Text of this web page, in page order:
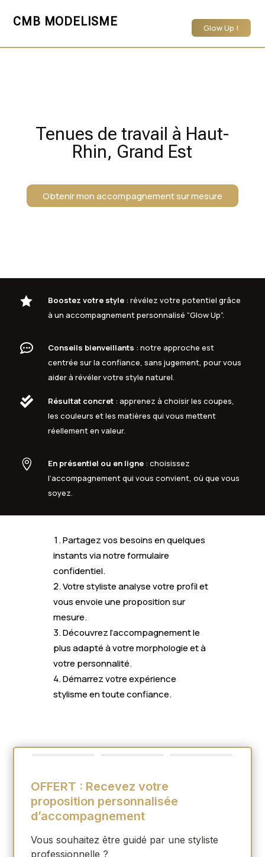
CMB MODELISME Glow Up !
Tenues de travail à Haut-
Rhin, Grand Est
Obtenir mon accompagnement sur mesure
 Boostez votre style: révélez votre potentiel grâce
à un accompagnement personnalisé “Glow Up”.
 Conseils bienveillants : notre approche est
centrée sur la confiance, sans jugement, pour vous
aider à révéler votre style naturel.
 Résultat concret: apprenez à choisir les coupes,
les couleurs et les matières qui vous mettent
réellement en valeur.
 En présentiel ou en ligne: choisissez
l’accompagnement qui vous convient, où que vous
soyez.
Partagez vos besoins en quelques
instants via notre formulaire
confidentiel.
Votre styliste analyse votre profil et
vous envoie une proposition sur
mesure.
Découvrez l’accompagnement le
plus adapté à votre morphologie et à
votre personnalité.
Démarrez votre expérience
stylisme en toute confiance.